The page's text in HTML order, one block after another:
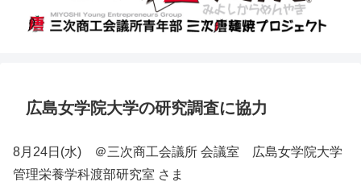
広島女学院大学の研究調査に協力
8月24日(水) ＠三次商工会議所 会議室 広島女学院大学
管理栄養学科渡部研究室 さま